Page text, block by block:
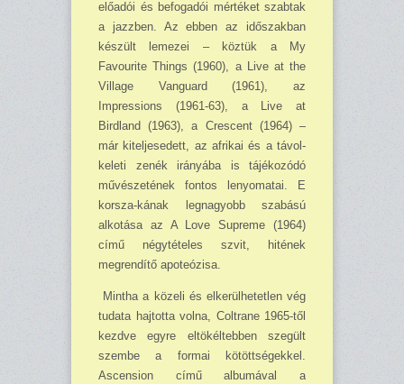
előadói és befogadói mértéket szabtak
a jazzben. Az ebben az időszakban
készült lemezei – köztük a My
Favourite Things (1960), a Live at the
Village Vanguard (1961), az
Impressions (1961-63), a Live at
Birdland (1963), a Crescent (1964) –
már kiteljesedett, az afrikai és a távol-
keleti zenék irányába is tájékozódó
művészetének fontos lenyomatai. E
korsza-kának legnagyobb szabású
alkotása az A Love Supreme (1964)
című négytételes szvit, hitének
megrendítő apoteózisa.
Mintha a közeli és elkerülhetetlen vég
tudata hajtotta volna, Coltrane 1965-től
kezdve egyre eltökéltebben szegült
szembe a formai kötöttségekkel.
Ascension című albumával a